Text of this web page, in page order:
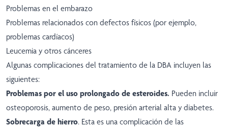
Problemas en el embarazo
Problemas relacionados con defectos físicos (por ejemplo,
problemas cardíacos)
Leucemia y otros cánceres
Algunas complicaciones del tratamiento de la DBA incluyen las
siguientes:
Problemas por el uso prolongado de esteroides. Pueden incluir
osteoporosis, aumento de peso, presión arterial alta y diabetes.
Sobrecarga de hierro. Esta es una complicación de las